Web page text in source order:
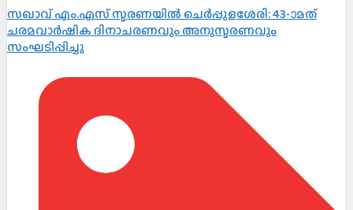
സഖാവ് എം.എസ് സ്മരണയിൽ ചെർപ്പുളശേരി: 43-ാമത്
ചരമവാർഷിക ദിനാചരണവും അനുസ്മരണവും
സംഘടിപ്പിച്ചു